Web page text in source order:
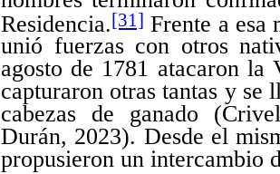
Residencia.[31] Frente a esa
unió fuerzas con otros
agosto de 1781 atacaron
capturaron otras tantas y se
cabezas de ganado (
Durán, 2023). Desde el
propusieron un intercambio